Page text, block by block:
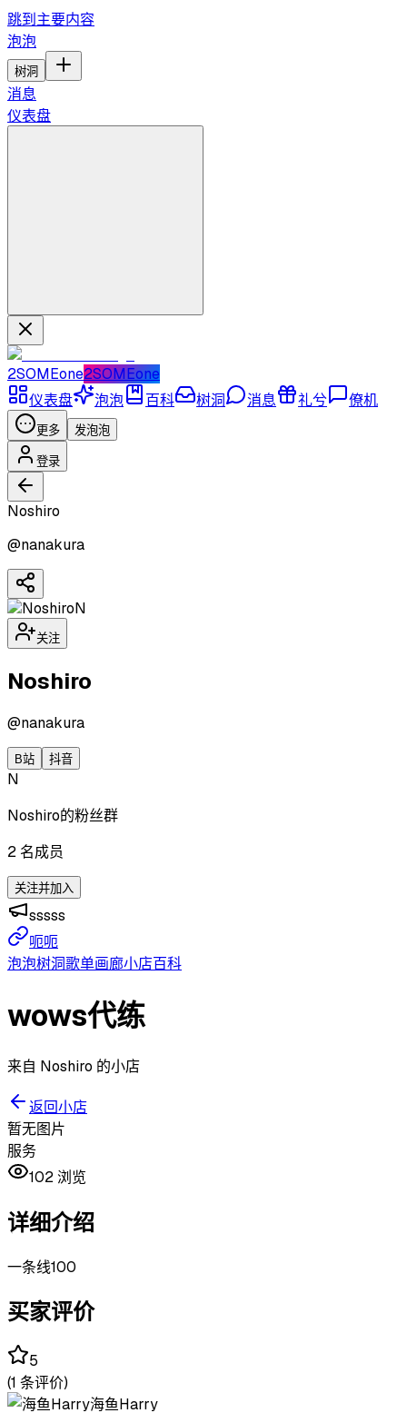
跳到主要内容
泡泡
树洞
消息
仪表盘
2SOMEone2SOMEone
仪表盘
泡泡 百科 树洞 消息 礼兮 僚机
更多 发泡泡
登录
Noshiro
@nanakura
N
关注
Noshiro
@nanakura
B站 抖音
N
Noshiro的粉丝群
2 名成员
关注并加入
sssss
呃呃
泡泡树洞歌单画廊小店百科
wows代练
来自 Noshiro 的小店
返回小店
暂无图片
服务
102 浏览
详细介绍
一条线100
买家评价
5
(1 条评价)
海鱼Harry